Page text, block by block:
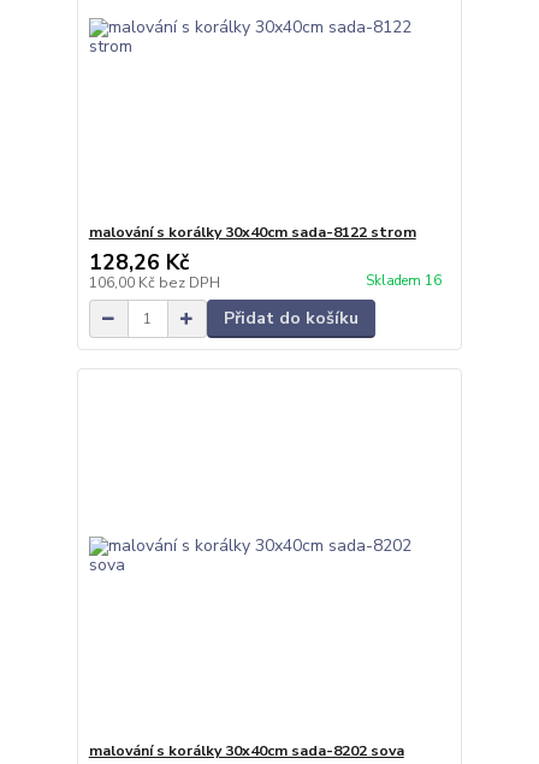
malování s korálky 30x40cm sada-8122 strom
128,26 Kč
106,00 Kč bez DPH Skladem 16
Přidat do košíku
malování s korálky 30x40cm sada-8202 sova